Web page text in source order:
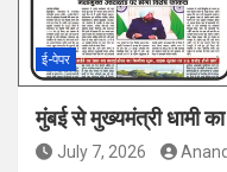
ई-पेपर
मुंबई से मुख्यमंत्री धामी
July 7, 2026